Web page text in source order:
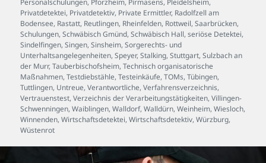
Personalschulungen, Pforzheim, Pirmasens, Pleidelsheim,
Privatdetektei, Privatdetektiv, Private Ermittler, Radolfzell am
Bodensee, Rastatt, Reutlingen, Rheinfelden, Rottweil,Saarbrücken,
Schulungen,Schwäbisch Gmünd,Schwäbisch Hall,seriöse Detektei,
Sindelfingen,Singen,Sinsheim,Sorgerechts- und
Unterhaltsangelegenheiten,Speyer,Stalking,Stuttgart,Sulzbach an
der Murr,Tauberbischofsheim,Technisch organisatorische
Maßnahmen,Testdiebstähle,Testeinkäufe,TOMs,Tübingen,
Tuttlingen, Untreue,Verantwortliche,Verfahrensverzeichnis,
Vertrauenstest,Verzeichnis der Verarbeitungstätigkeiten,Villingen-
Schwenningen,Waiblingen,Walldorf,Walldürn,Weinheim,Wiesloch,
Winnenden,Wirtschaftsdetektei,Wirtschaftsdetektiv,Würzburg,
Wüstenrot